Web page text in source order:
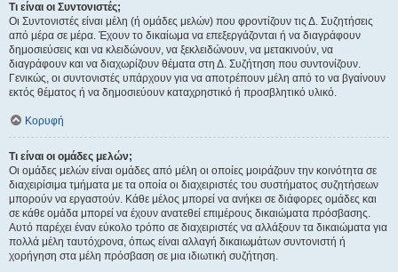
Τι είναι οι Συντονιστές;
Οι Συντονιστές είναι μέλη (ή ομάδες μελών) που φροντίζουν τις Δ. Συζητήσεις
από μέρα σε μέρα. Έχουν το δικαίωμα να επεξεργάζονται ή να διαγράφουν
δημοσιεύσεις και να κλειδώνουν, να ξεκλειδώνουν, να μετακινούν, να
διαγράφουν και να διαχωρίζουν θέματα στη Δ. Συζήτηση που συντονίζουν.
Γενικώς, οι συντονιστές υπάρχουν για να αποτρέπουν μέλη από το να βγαίνουν
εκτός θέματος ή να δημοσιεύουν καταχρηστικό ή προσβλητικό υλικό.
Κορυφή
Τι είναι οι ομάδες μελών;
Οι ομάδες μελών είναι ομάδες από μέλη οι οποίες μοιράζουν την κοινότητα σε
διαχειρίσιμα τμήματα με τα οποία οι διαχειριστές του συστήματος συζητήσεων
μπορούν να εργαστούν. Κάθε μέλος μπορεί να ανήκει σε διάφορες ομάδες και
σε κάθε ομάδα μπορεί να έχουν ανατεθεί επιμέρους δικαιώματα πρόσβασης.
Αυτό παρέχει έναν εύκολο τρόπο σε διαχειριστές να αλλάξουν τα δικαιώματα για
πολλά μέλη ταυτόχρονα, όπως είναι αλλαγή δικαιωμάτων συντονιστή ή
χορήγηση στα μέλη πρόσβαση σε μια ιδιωτική συζήτηση.